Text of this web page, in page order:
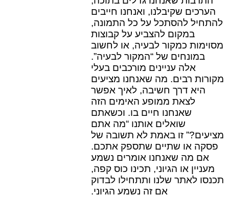
הערכים שקיבלנו, ואנחנו חייבים
להתחיל להסתכל על כל התמונה,
במקום להצביע על קבוצות
מסוימות כמקור לבעיה, או לחשוב
במונחים של “המקור לבעיה”.
אלה עניינים מורכבים בעלי
מקורות רבים. מה שאנחנו מציעים
היא דרך חשיבה, לאיך אפשר
לצאת ממופע האימים הזה
שאנחנו חיים בו. וכשאתם
שואלים אותנו “מה אתם
מציעים?” זו באמת לא תשובה של
פסקה או שתיים שתספק אתכם.
אם מה שאנחנו אומרים נשמע
מעניין או הגיוני, תכינו כוס קפה,
תכנסו לאתר שלנו ותתחילו לבדוק
אם זה נשמע הגיוני.